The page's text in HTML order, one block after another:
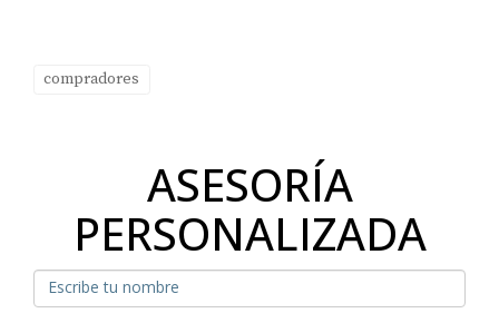
compradores
ASESORÍA
PERSONALIZADA